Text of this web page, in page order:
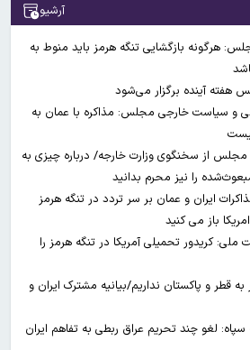
آرشیو
هرگونه بازگشایی تنگه هرمز باید منوط به
آینده برگزار می‌شود
و سیاست خارجی مجلس: مذاکره با عمان به
از سخنگوی وزارت خارجه/ درباره چیزی به
را نیز محرم بدانید
ایران و عمان بر سر تردد در تنگه هرمز
باز می کنید
کریدور تحمیلی آمریکا در تنگه هرمز را
به قطر و پاکستان نداریم/بیانیه مشترک ایران و
سپاه: لغو چند تحریم عراق ربطی به تفاهم ایران